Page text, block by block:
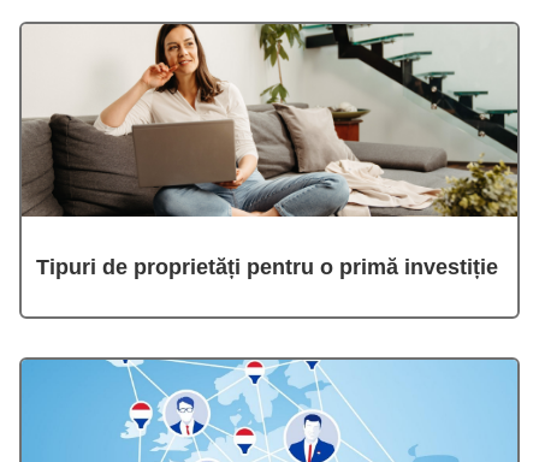
Tipuri de proprietăți pentru o primă investiție